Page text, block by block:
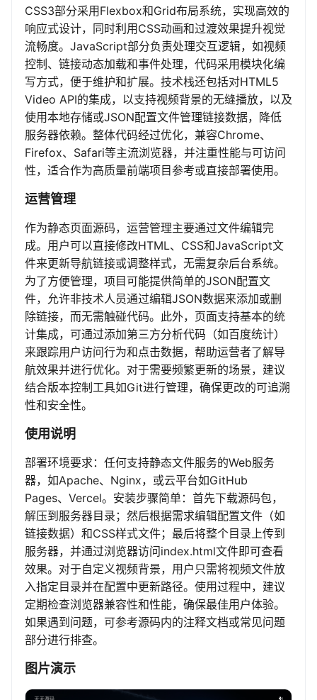
CSS3部分采用Flexbox和Grid布局系统，实现高效的
响应式设计，同时利用CSS动画和过渡效果提升视觉
流畅度。JavaScript部分负责处理交互逻辑，如视频
控制、链接动态加载和事件处理，代码采用模块化编
写方式，便于维护和扩展。技术栈还包括对HTML5
Video API的集成，以支持视频背景的无缝播放，以及
使用本地存储或JSON配置文件管理链接数据，降低
服务器依赖。整体代码经过优化，兼容Chrome、
Firefox、Safari等主流浏览器，并注重性能与可访问
性，适合作为高质量前端项目参考或直接部署使用。
运营管理
作为静态页面源码，运营管理主要通过文件编辑完
成。用户可以直接修改HTML、CSS和JavaScript文
件来更新导航链接或调整样式，无需复杂后台系统。
为了方便管理，项目可能提供简单的JSON配置文
件，允许非技术人员通过编辑JSON数据来添加或删
除链接，而无需触碰代码。此外，页面支持基本的统
计集成，可通过添加第三方分析代码（如百度统计）
来跟踪用户访问行为和点击数据，帮助运营者了解导
航效果并进行优化。对于需要频繁更新的场景，建议
结合版本控制工具如Git进行管理，确保更改的可追溯
性和安全性。
使用说明
部署环境要求：任何支持静态文件服务的Web服务
器，如Apache、Nginx，或云平台如GitHub
Pages、Vercel。安装步骤简单：首先下载源码包，
解压到服务器目录；然后根据需求编辑配置文件（如
链接数据）和CSS样式文件；最后将整个目录上传到
服务器，并通过浏览器访问index.html文件即可查看
效果。对于自定义视频背景，用户只需将视频文件放
入指定目录并在配置中更新路径。使用过程中，建议
定期检查浏览器兼容性和性能，确保最佳用户体验。
如果遇到问题，可参考源码内的注释文档或常见问题
部分进行排查。
图片演示